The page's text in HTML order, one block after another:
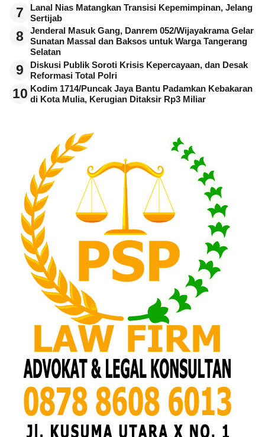
7
Lanal Nias Matangkan Transisi Kepemimpinan, Jelang
Sertijab
8
Jenderal Masuk Gang, Danrem 052/Wijayakrama Gelar
Sunatan Massal dan Baksos untuk Warga Tangerang
Selatan
9
Diskusi Publik Soroti Krisis Kepercayaan, dan Desak
Reformasi Total Polri
10 Kodim 1714/Puncak Jaya Bantu Padamkan Kebakaran
di Kota Mulia, Kerugian Ditaksir Rp3 Miliar